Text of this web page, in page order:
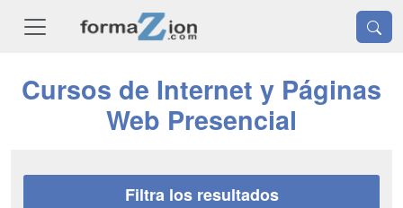
Cursos de Internet y Páginas
Web Presencial
Filtra los resultados